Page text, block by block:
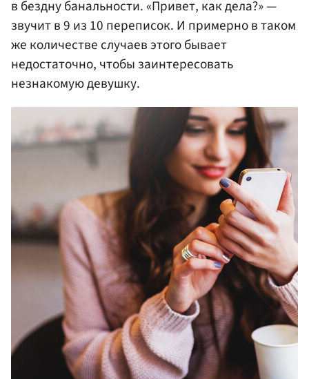
в бездну банальности. «Привет, как дела?» —
звучит в 9 из 10 переписок. И примерно в таком
же количестве случаев этого бывает
недостаточно, чтобы заинтересовать
незнакомую девушку.